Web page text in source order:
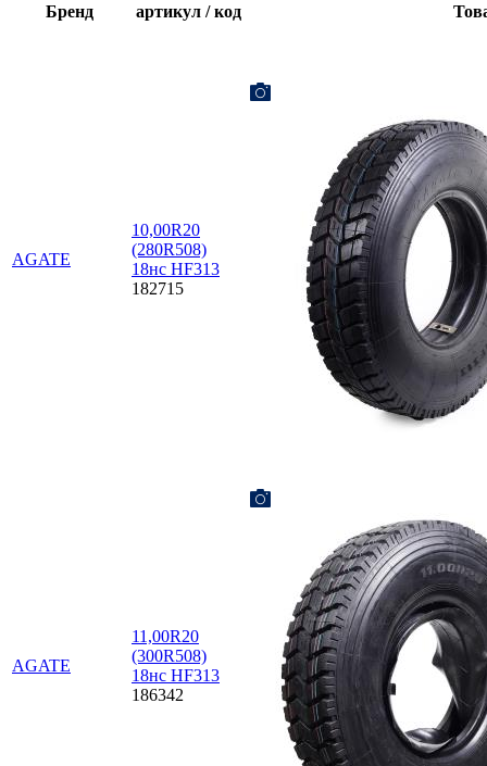
Бренд
артикул / код
AGATE
10,00R20
(280R508)
18нс HF313
182715
AGATE
11,00R20
(300R508)
18нс HF313
186342